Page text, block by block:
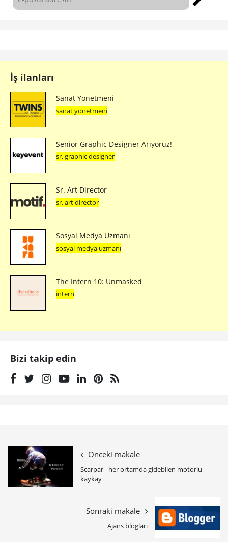
İş ilanları
Sanat Yönetmeni
sanat yönetmeni
Senior Graphic Designer Arıyoruz!
sr. graphic designer
Sr. Art Director
sr. art director
Sosyal Medya Uzmanı
sosyal medya uzmanı
The Intern 10: Unmasked
intern
Bizi takip edin
Önceki makale
Scarpar - her ortamda gidebilen motorlu
kaykay
Sonraki makale
Ajans blogları